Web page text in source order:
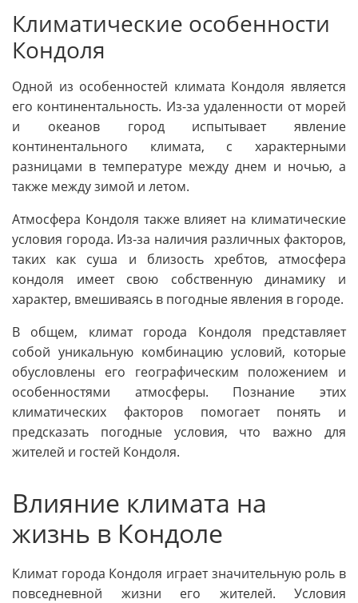
Климатические особенности
Кондоля
Одной из особенностей климата Кондоля является
его континентальность. Из-за удаленности от морей
и океанов город испытывает явление
континентального климата, с характерными
разницами в температуре между днем и ночью, а
также между зимой и летом.
Атмосфера Кондоля также влияет на климатические
условия города. Из-за наличия различных факторов,
таких как суша и близость хребтов, атмосфера
кондоля имеет свою собственную динамику и
характер, вмешиваясь в погодные явления в городе.
В общем, климат города Кондоля представляет
собой уникальную комбинацию условий, которые
обусловлены его географическим положением и
особенностями атмосферы. Познание этих
климатических факторов помогает понять и
предсказать погодные условия, что важно для
жителей и гостей Кондоля.
Влияние климата на
жизнь в Кондоле
Климат города Кондоля играет значительную роль в
повседневной жизни его жителей. Условия